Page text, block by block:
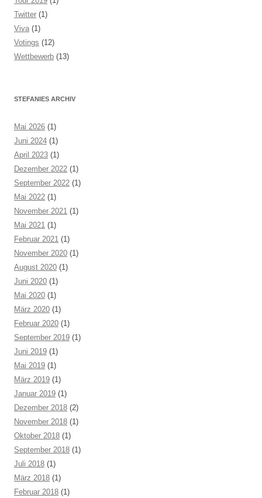
Twitter (1)
Viva (1)
Votings (12)
Wettbewerb (13)
STEFANIES ARCHIV
Mai 2026 (1)
Juni 2024 (1)
April 2023 (1)
Dezember 2022 (1)
September 2022 (1)
Mai 2022 (1)
November 2021 (1)
Mai 2021 (1)
Februar 2021 (1)
November 2020 (1)
August 2020 (1)
Juni 2020 (1)
Mai 2020 (1)
März 2020 (1)
Februar 2020 (1)
September 2019 (1)
Juni 2019 (1)
Mai 2019 (1)
März 2019 (1)
Januar 2019 (1)
Dezember 2018 (2)
November 2018 (1)
Oktober 2018 (1)
September 2018 (1)
Juli 2018 (1)
März 2018 (1)
Februar 2018 (1)